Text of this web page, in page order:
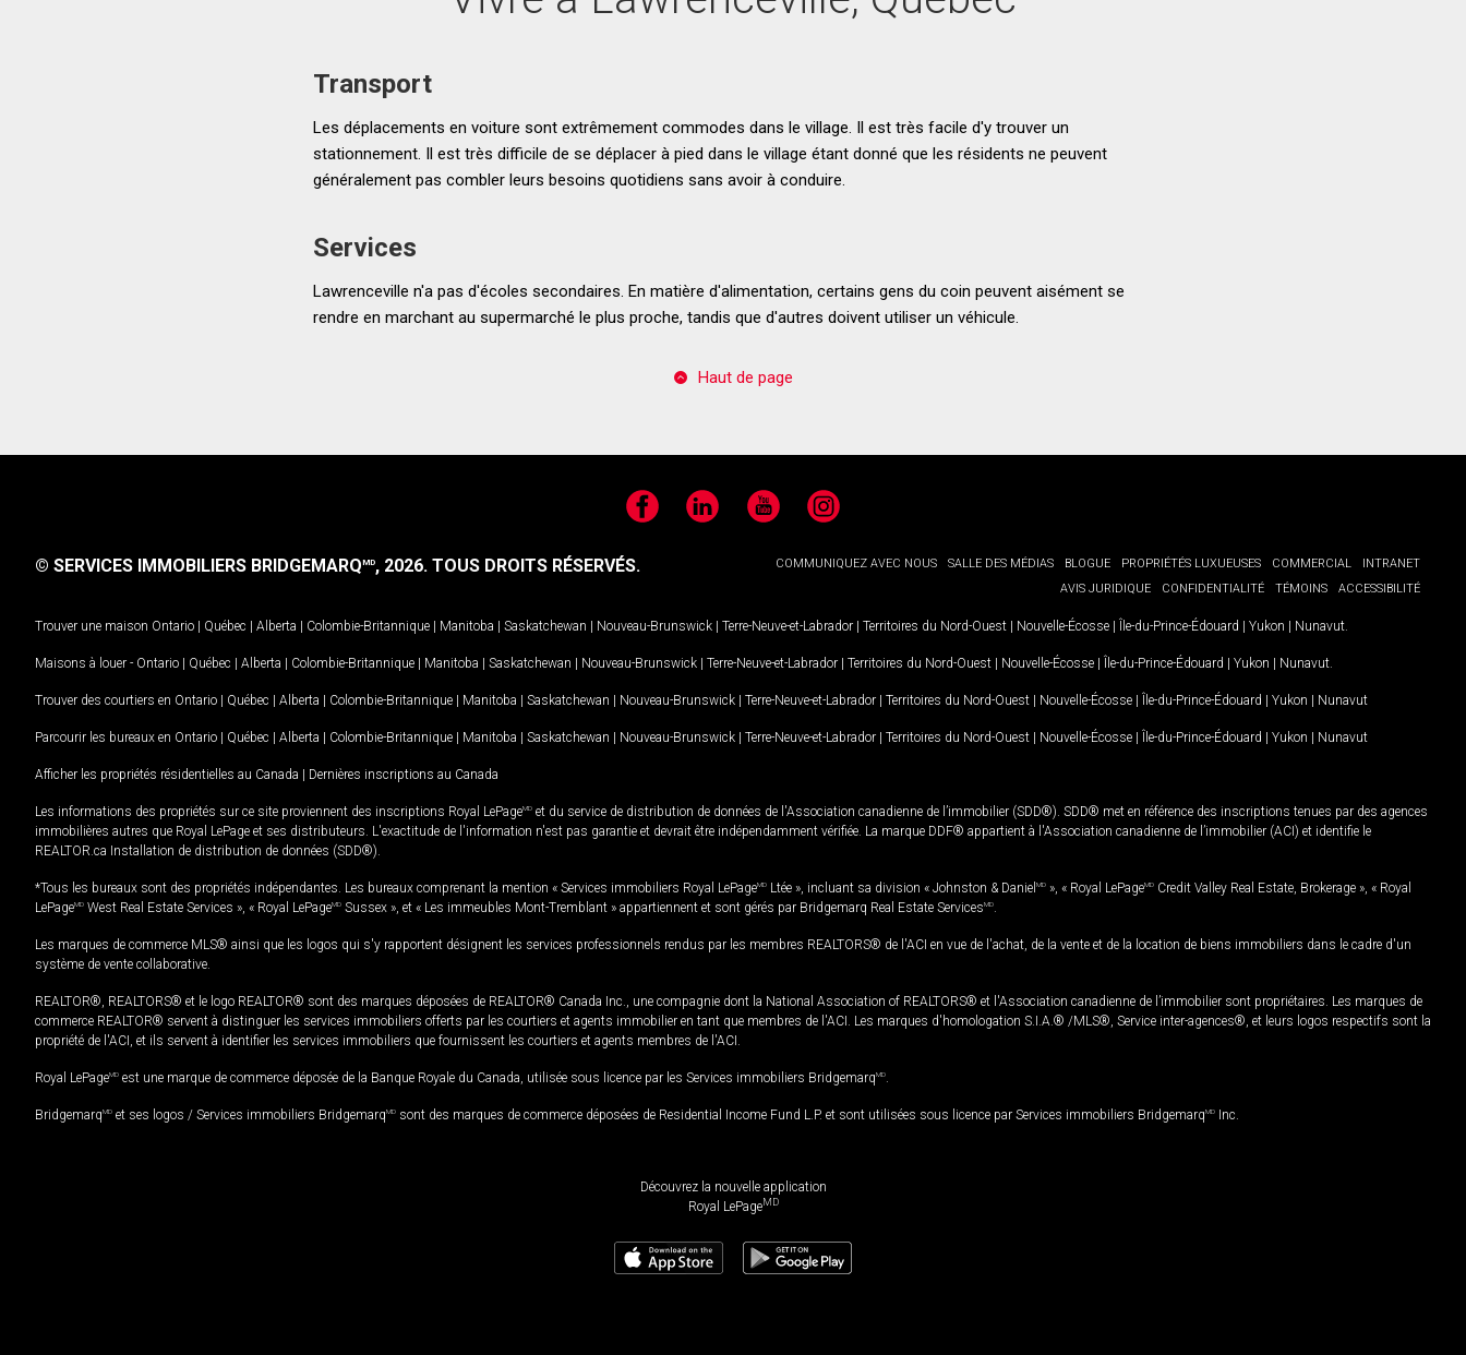
Transport
Les déplacements en voiture sont extrêmement commodes dans le village. Il est très facile d'y trouver un
stationnement. Il est très difficile de se déplacer à pied dans le village étant donné que les résidents ne peuvent
généralement pas combler leurs besoins quotidiens sans avoir à conduire.
Services
Lawrenceville n'a pas d'écoles secondaires. En matière d'alimentation, certains gens du coin peuvent aisément se
rendre en marchant au supermarché le plus proche, tandis que d'autres doivent utiliser un véhicule.
Haut de page
FacebookLinkedIn YouTubeInstagram
COMMUNIQUEZ AVEC NOUS SALLE DES MÉDIAS BLOGUE PROPRIÉTÉS LUXUEUSES COMMERCIAL
INTRANET
AVIS JURIDIQUE
CONFIDENTIALITÉ TÉMOINS ACCESSIBILITÉ
© SERVICES IMMOBILIERS BRIDGEMARQMD, 2026. TOUS DROITS RÉSERVÉS.
Trouver une maison Ontario | Québec | Alberta | Colombie-Britannique | Manitoba | Saskatchewan | Nouveau-Brunswick | Terre-Neuve-et-Labrador | Territoires du Nord-Ouest | Nouvelle-Écosse | Île-du-Prince-Édouard | Yukon | Nunavut
Maisons à louer - Ontario | Québec | Alberta | Colombie-Britannique | Manitoba | Saskatchewan | Nouveau-Brunswick | Terre-Neuve-et-Labrador | Territoires du Nord-Ouest | Nouvelle-Écosse | Île-du-Prince-Édouard | Yukon | Nunavut
Trouver des courtiers en Ontario | Québec | Alberta | Colombie-Britannique | Manitoba | Saskatchewan | Nouveau-Brunswick | Terre-Neuve-et-Labrador | Territoires du Nord-Ouest | Nouvelle-Écosse | Île-du-Prince-Édouard | Yukon | Nunavut
Parcourir les bureaux en Ontario | Québec | Alberta | Colombie-Britannique | Manitoba | Saskatchewan | Nouveau-Brunswick | Terre-Neuve-et-Labrador | Territoires du Nord-Ouest | Nouvelle-Écosse | Île-du-Prince-Édouard | Yukon | Nunavut
Afficher les propriétés résidentielles au Canada | Dernières inscriptions au Canada
Les informations des propriétés sur ce site proviennent des inscriptions Royal LePageMD et du service de distribution de données de l'Association canadienne de l’immobilier (SDD®). SDD® met en référence des inscriptions tenues par des agences
immobilières autres que Royal LePage et ses distributeurs. L'exactitude de l'information n'est pas garantie et devrait être indépendamment vérifiée. La marque DDF® appartient à l'Association canadienne de l’immobilier (ACI) et identifie le
REALTOR.ca Installation de distribution de données (SDD®).
*Tous les bureaux sont des propriétés indépendantes. Les bureaux comprenant la mention « Services immobiliers Royal LePageMD Ltée », incluant sa division « Johnston & Daniel MD », « Royal LePageMD Credit Valley Real Estate, Brokerage », « Royal
LePageMD West Real Estate Services », « Royal LePageMD Sussex », et « Les immeubles Mont-Tremblant » appartiennent et sont gérés par Bridgemarq Real Estate ServicesMD
Les marques de commerce MLS® ainsi que les logos qui s'y rapportent désignent les services professionnels rendus par les membres REALTORS® de l'ACI en vue de l'achat, de la vente et de la location de biens immobiliers dans le cadre d'un
système de vente collaborative.
REALTOR®, REALTORS® et le logo REALTOR® sont des marques déposées de REALTOR® Canada Inc., une compagnie dont la National Association of REALTORS® et l'Association canadienne de l’immobilier sont propriétaires. Les marques de
commerce REALTOR® servent à distinguer les services immobiliers offerts par les courtiers et agents immobilier en tant que membres de l'ACI. Les marques d'homologation S.I.A.® /MLS®, Service inter-agences®, et leurs logos respectifs sont la
propriété de l'ACI, et ils servent à identifier les services immobiliers que fournissent les courtiers et agents membres de l'ACI.
Royal LePageMD est une marque de commerce déposée de la Banque Royale du Canada, utilisée sous licence par les Services immobiliers BridgemarqMD
BridgemarqMD et ses logos / Services immobiliers BridgemarqMD sont des marques de commerce déposées de Residential Income Fund L.P. et sont utilisées sous licence par Services immobiliers BridgemarqMD Inc.
Découvrez la nouvelle application
Royal LePageMD